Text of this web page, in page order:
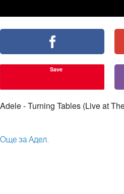
Save
Adele - Turning Tables (Live at
Още за Адел.